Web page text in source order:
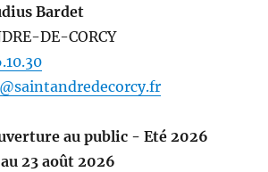
Bardet
DE-CORCY
au public - Eté 2026
23 août 2026